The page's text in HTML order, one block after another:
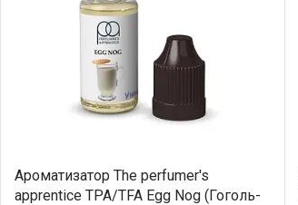
Ароматизатор The perfumer's
apprentice TPA/TFA Egg Nog (Гоголь-